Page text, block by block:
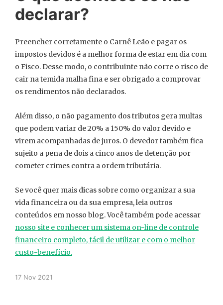
declarar?
Preencher corretamente o Carnê Leão e pagar os
impostos devidos é a melhor forma de estar em dia com
o Fisco. Desse modo, o contribuinte não corre o risco de
cair na temida malha fina e ser obrigado a comprovar
os rendimentos não declarados.
Além disso, o não pagamento dos tributos gera multas
que podem variar de 20% a 150% do valor devido e
virem acompanhadas de juros. O devedor também fica
sujeito a pena de dois a cinco anos de detenção por
cometer crimes contra a ordem tributária.
Se você quer mais dicas sobre como organizar a sua
vida financeira ou da sua empresa, leia outros
conteúdos em nosso blog. Você também pode acessar
nosso site e conhecer um sistema on-line de controle
financeiro completo, fácil de utilizar e com o melhor
custo-benefício.
17 Nov 2021